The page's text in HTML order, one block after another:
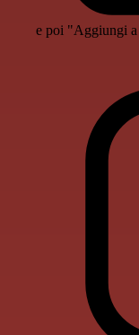
e poi "Aggiungi